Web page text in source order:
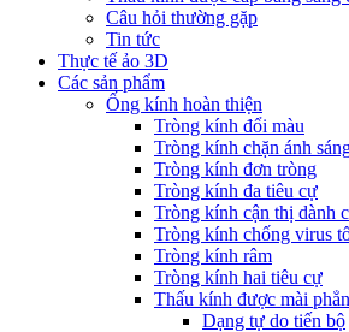
Câu hỏi thường gặp
Tin tức
Thực tế ảo 3D
Các sản phẩm
Ống kính hoàn thiện
Tròng kính đổi màu
Tròng kính chặn ánh
Tròng kính đơn tròng
Tròng kính đa tiêu cự
Tròng kính cận thị dành
Tròng kính chống virus
Tròng kính râm
Tròng kính hai tiêu cự
Thấu kính được mài
Dạng tự do tiến bộ